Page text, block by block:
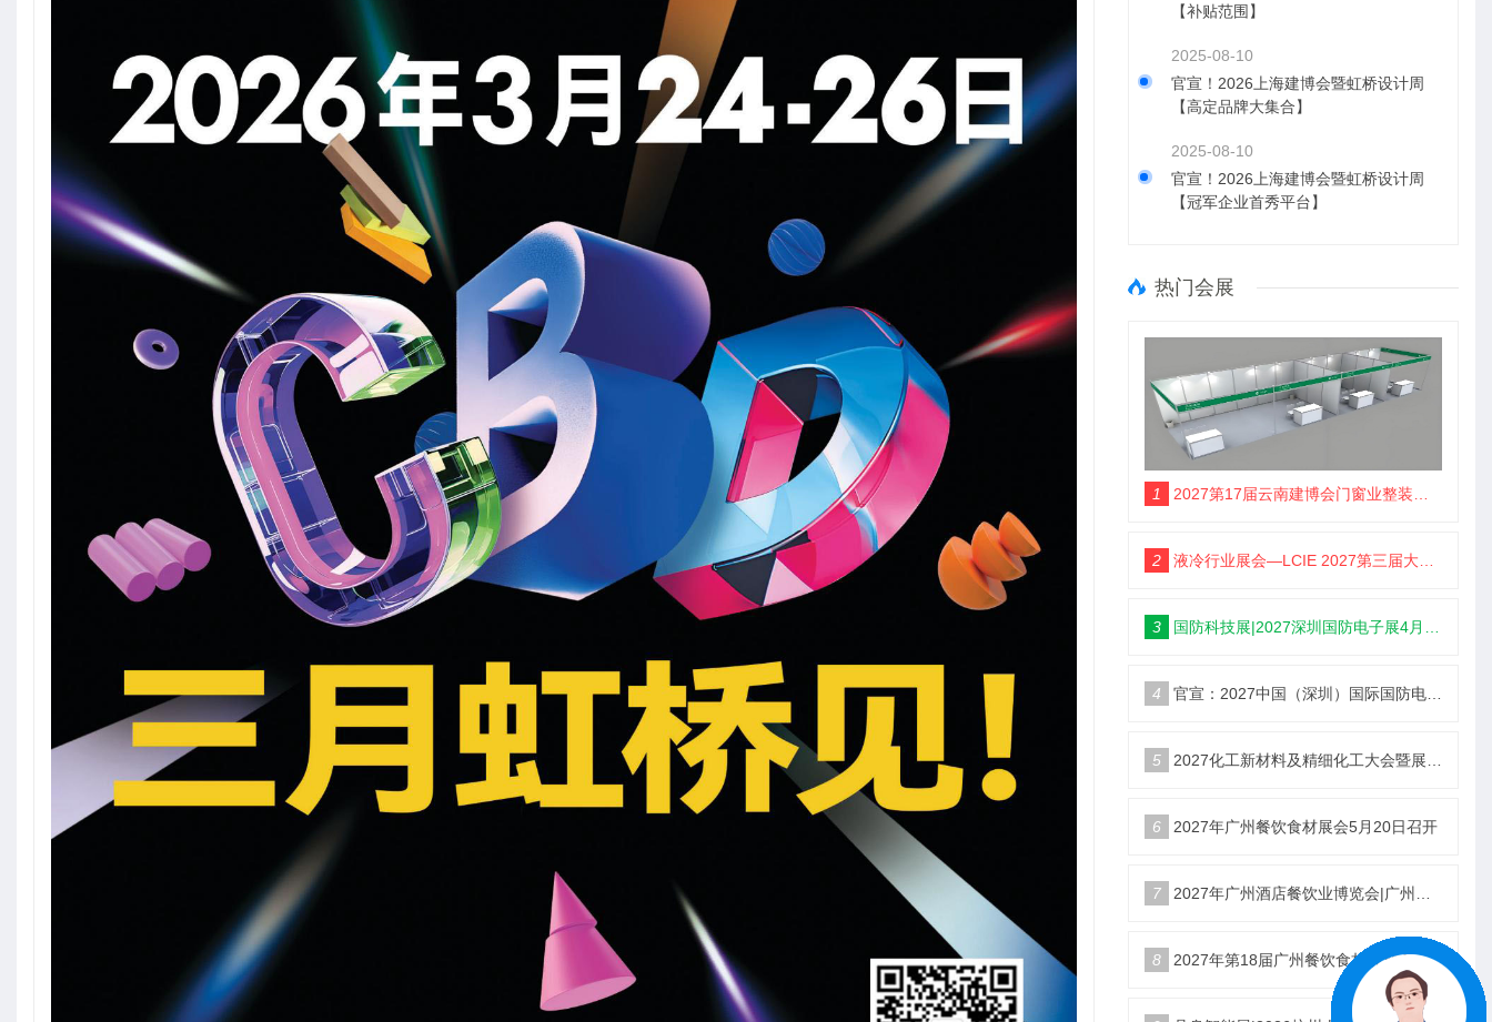
【补贴范围】
2025-08-10
官宣！2026上海建博会暨虹桥设计周
【高定品牌大集合】
2025-08-10
官宣！2026上海建博会暨虹桥设计周
【冠军企业首秀平台】
热门会展
1 2027第17届云南建博会门窗业整装定制智能家居卫浴建材展会
2 液冷行业展会—LCIE 2027第三届大湾区国际液冷产业大会暨展览会（深圳）
3 国防科技展|2027深圳国防电子展4月9日启幕
4 官宣：2027中国（深圳）国际国防电子博览会
5 2027化工新材料及精细化工大会暨展览会定档苏州
6 2027年广州餐饮食材展会5月20日召开
7 2027年广州酒店餐饮业博览会|广州餐博会
8 2027年第18届广州餐饮食材展览会